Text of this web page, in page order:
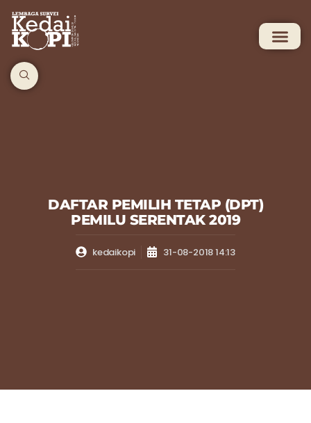
DAFTAR PEMILIH TETAP (DPT)
PEMILU SERENTAK 2019
kedaikopi 31-08-2018 14:13